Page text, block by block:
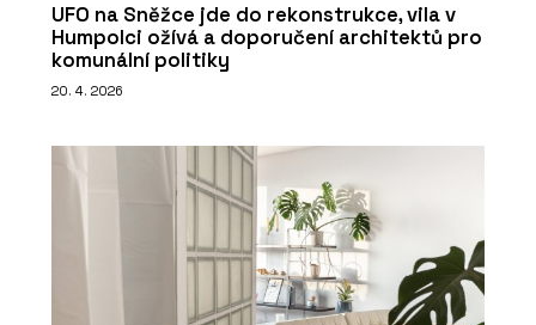
UFO na Sněžce jde do rekonstrukce, vila v
Humpolci ožívá a doporučení architektů pro
komunální politiky
20. 4. 2026